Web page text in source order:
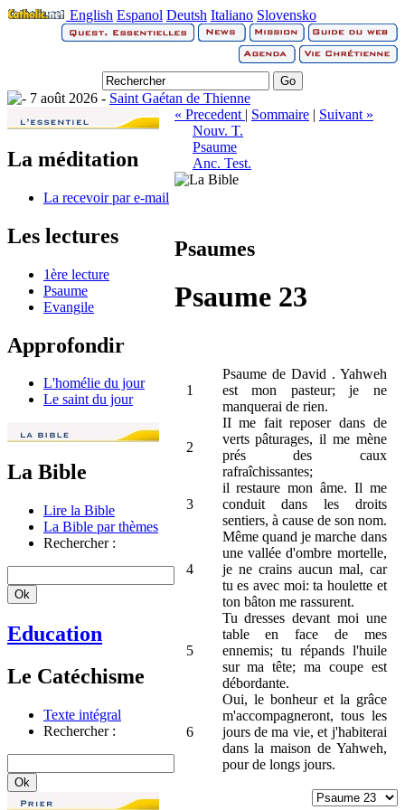
English Espanol Deutsh Italiano Slovensko
7 août 2026 - Saint Gaétan de Thienne
La méditation
La recevoir par e-mail
Les lectures
1ère lecture
Psaume
Evangile
Approfondir
L'homélie du jour
Le saint du jour
La Bible
Lire la Bible
La Bible par thèmes
Rechercher :
Education
Le Catéchisme
Texte intégral
Rechercher :
« Precedent | Sommaire | Suivant »
Nouv. T.
Psaume
Anc. Test.
Psaumes
Psaume 23
1
Psaume de David . Yahweh
est mon pasteur; je ne
manquerai de rien.
2
II me fait reposer dans de
verts pâturages, il me mène
prés des caux
rafraîchissantes;
3
il restaure mon âme. Il me
conduit dans les droits
sentiers, à cause de son nom.
4
Même quand je marche dans
une vallée d'ombre mortelle,
je ne crains aucun mal, car
tu es avec moi: ta houlette et
ton bâton me rassurent.
5
Tu dresses devant moi une
table en face de mes
ennemis; tu répands l'huile
sur ma tête; ma coupe est
débordante.
6
Oui, le bonheur et la grâce
m'accompagneront, tous les
jours de ma vie, et j'habiterai
dans la maison de Yahweh,
pour de longs jours.